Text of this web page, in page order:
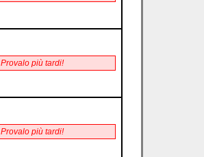
Provalo più tardi!
Provalo più tardi!